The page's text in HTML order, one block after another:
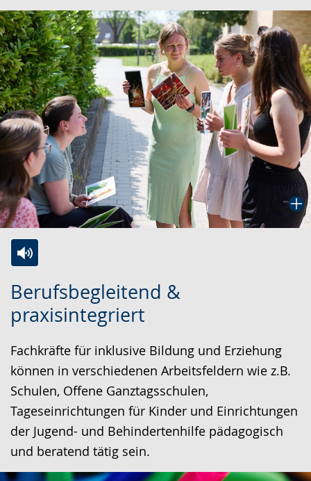
Berufsbegleitend &
praxisintegriert
Fachkräfte für inklusive Bildung und Erziehung
können in verschiedenen Arbeitsfeldern wie z.B.
Schulen, Offene Ganztagsschulen,
Tageseinrichtungen für Kinder und Einrichtungen
der Jugend- und Behindertenhilfe pädagogisch
und beratend tätig sein.
Leichten
Sprache
Audio-
Unterstützung.
Video
in
Gebärdensprache
wird
angezeigt.